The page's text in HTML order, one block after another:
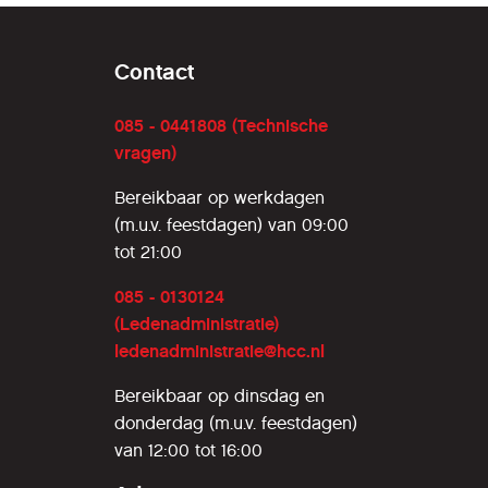
Contact
085 - 0441808 (Technische
vragen)
Bereikbaar op werkdagen
(m.u.v. feestdagen) van 09:00
tot 21:00
085 - 0130124
(Ledenadministratie)
ledenadministratie@hcc.nl
Bereikbaar op dinsdag en
donderdag (m.u.v. feestdagen)
van 12:00 tot 16:00